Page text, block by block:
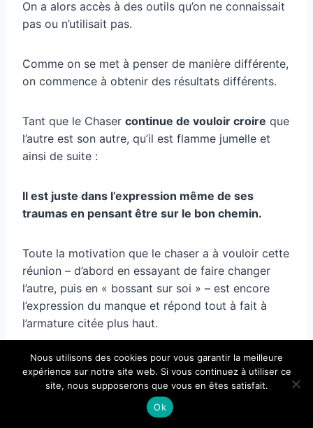
On a alors accès à des outils qu’on ne connaissait
pas ou n’utilisait pas.
Comme on se met à penser de manière différente,
on commence à obtenir des résultats différents.
Tant que le Chaser continue de vouloir croire que
l’autre est son autre, qu’il est flamme jumelle et
ainsi de suite :
Il est juste dans l’expression même de ses
traumas en pensant être sur le bon chemin.
Toute la motivation que le chaser a à vouloir cette
réunion – d’abord en essayant de faire changer
l’autre, puis en « bossant sur soi » – est encore
l’expression du manque et répond tout à fait à
l’armature citée plus haut.
Le truc c’est que toutes les motivations du chaser
proviennent du manque et non de l’amour.
Le problème est justement ces
Nous utilisons des cookies pour vous garantir la meilleure
expérience sur notre site web. Si vous continuez à utiliser ce
site, nous supposerons que vous en êtes satisfait.
Ok